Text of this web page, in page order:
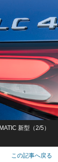
新型（2/5）
この記事へ戻る